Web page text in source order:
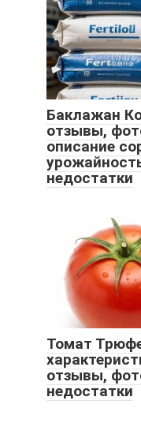
Баклажан
отзывы,
описание
недостатки
Томат
отзывы,
недостатки